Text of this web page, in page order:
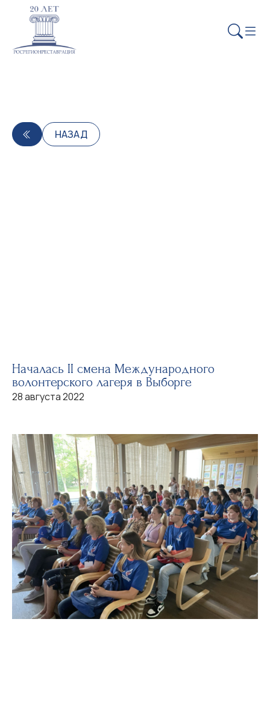
НАЗАД
Началась II смена Международного
волонтерского лагеря в Выборге
28 августа 2022